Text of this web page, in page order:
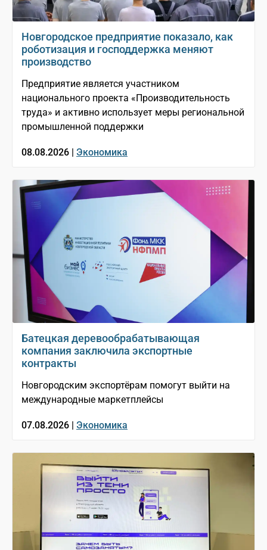
Новгородское предприятие показало, как
роботизация и господдержка меняют
производство
Предприятие является участником
национального проекта «Производительность
труда» и активно использует меры региональной
промышленной поддержки
08.08.2026 | Экономика
Батецкая деревообрабатывающая
компания заключила экспортные
контракты
Новгородским экспортёрам помогут выйти на
международные маркетплейсы
07.08.2026 | Экономика